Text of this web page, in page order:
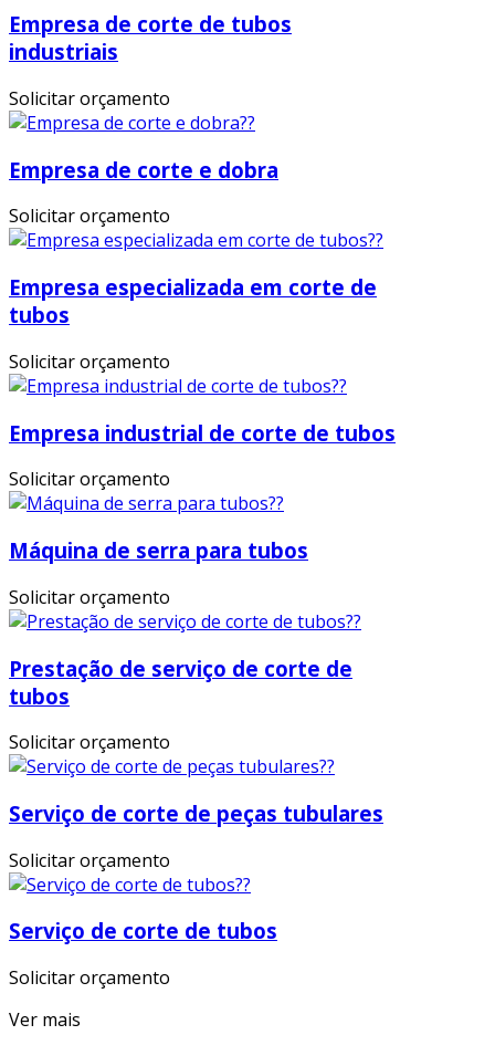
Empresa de corte de tubos
industriais
Solicitar orçamento
Empresa de corte e dobra
Solicitar orçamento
Empresa especializada em corte de
tubos
Solicitar orçamento
Empresa industrial de corte de tubos
Solicitar orçamento
Máquina de serra para tubos
Solicitar orçamento
Prestação de serviço de corte de
tubos
Solicitar orçamento
Serviço de corte de peças tubulares
Solicitar orçamento
Serviço de corte de tubos
Solicitar orçamento
Ver mais